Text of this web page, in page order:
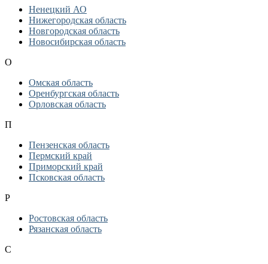
Ненецкий АО
Нижегородская область
Новгородская область
Новосибирская область
О
Омская область
Оренбургская область
Орловская область
П
Пензенская область
Пермский край
Приморский край
Псковская область
Р
Ростовская область
Рязанская область
С